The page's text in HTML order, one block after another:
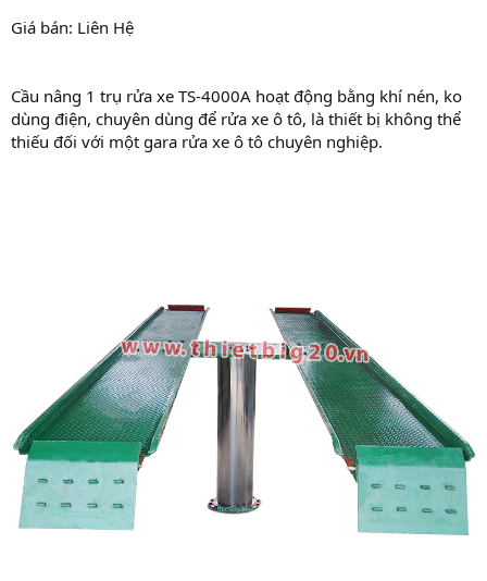
Giá bán: Liên Hệ
Cầu nâng 1 trụ rửa xe TS-4000A hoạt động bằng khí nén, ko
dùng điện, chuyên dùng để rửa xe ô tô, là thiết bị không thể
thiếu đối với một gara rửa xe ô tô chuyên nghiệp.